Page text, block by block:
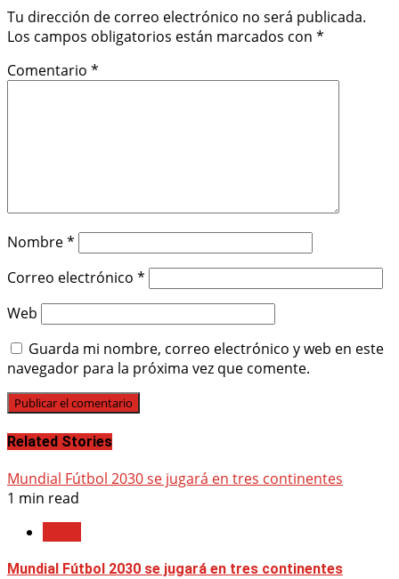
Tu dirección de correo electrónico no será publicada.
Los campos obligatorios están marcados con *
Comentario *
Nombre*
Correo electrónico *
Web
Guarda mi nombre, correo electrónico y web en este
navegador para la próxima vez que comente.
Related Stories
Mundial Fútbol 2030 se jugará en tres continentes
1 min read
Mundial Fútbol 2030 se jugará en tres continentes